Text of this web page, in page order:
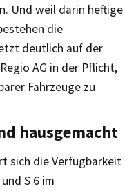
Und weil darin heftige
die
deutlich auf der
AG in der Pflicht,
Fahrzeuge zu
hausgemacht
sich die Verfügbarkeit
S 6 im